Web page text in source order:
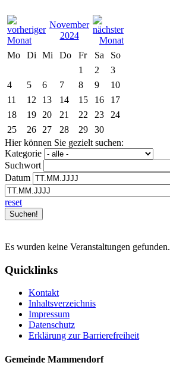
November
2024
Mo
Di Mi Do Fr Sa
So
1
2
3
4
5 6 7 8 9
10
11
12 13 14 15 16
17
18
19 20 21 22 23
24
25
26 27 28 29
30
Hier können Sie gezielt suchen:
Kategorie
Suchwort
Datum
reset
Es wurden keine Veranstaltungen gefunden.
Quicklinks
Kontakt
Inhaltsverzeichnis
Impressum
Datenschutz
Erklärung zur Barrierefreiheit
Gemeinde Mammendorf